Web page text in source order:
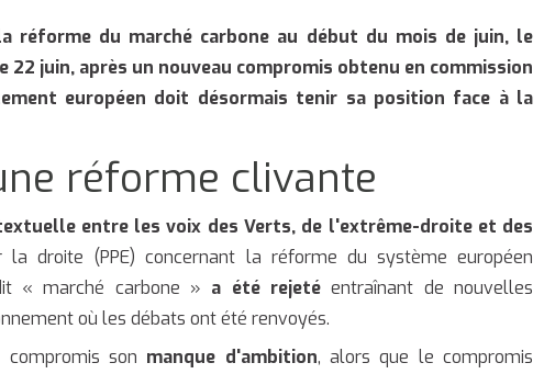
réforme du marché carbone au début du mois de juin, le
juin, après un nouveau compromis obtenu en commission
européen doit désormais tenir sa position face à la
réforme clivante
entre les voix des Verts, de l'extrême-droite et des
droite (PPE) concernant la réforme du système européen
« marché carbone » a été rejeté entraînant de nouvelles
où les débats ont été renvoyés.
son manque d'ambition, alors que le compromis